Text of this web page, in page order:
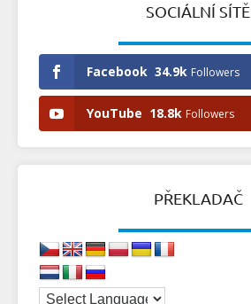
SOCIÁLNÍ SÍTĚ
Facebook 34.9k Followers
YouTube 18.8k Followers
PŘEKLADAČ